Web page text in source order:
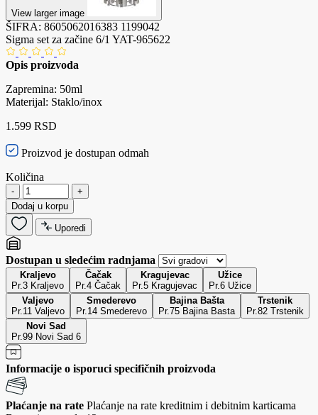
View larger image
ŠIFRA: 8605062016383 1199042
Sigma set za začine 6/1 YAT-965622
Opis proizvoda
Zapremina: 50ml
Materijal: Staklo/inox
1.599 RSD
Proizvod je dostupan odmah
Količina
-
+
Dodaj u korpu
Uporedi
Dostupan u sledećim radnjama
Kraljevo
Pr.3 Kraljevo
Čačak
Pr.4 Čačak
Kragujevac
Pr.5 Kragujevac
Užice
Pr.6 Užice
Valjevo
Pr.11 Valjevo
Smederevo
Pr.14 Smederevo
Bajina Bašta
Pr.75 Bajina Basta
Trstenik
Pr.82 Trstenik
Novi Sad
Pr.99 Novi Sad 6
Informacije o isporuci specifičnih proizvoda
Plaćanje na rate Plaćanje na rate kreditnim i debitnim karticama